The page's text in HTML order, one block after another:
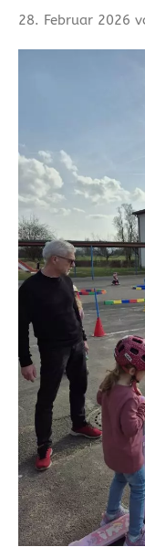
28. Februar 2026